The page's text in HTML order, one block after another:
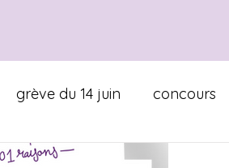
grève du 14 juin concours
sport votations